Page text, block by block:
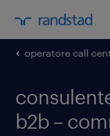
operatore call
b2b –